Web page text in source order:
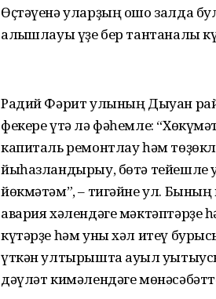
Өҫтәүенә уларҙың ошо залда
алҡышлауы үҙе бер тантаналы
Радий Фәрит улының Дыуан
фекере үтә лә фәһемле:
капиталь ремонтлау һәм
йыһазландырыу, бөтә тейешле
йөкмәтәм”, – тигәйне ул. Бының
авария хәлендәге мәктәптәрҙе
күтәрҙе һәм уны хәл итеү
үткән ултырышта ауыл
дәүләт кимәлендәге